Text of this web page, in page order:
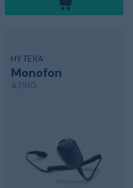
HYTERA
Monofon
47910